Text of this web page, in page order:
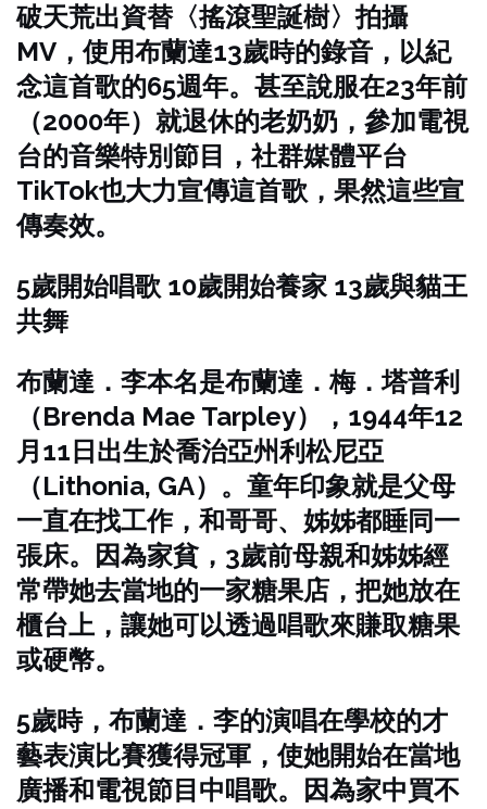
破天荒出資替〈搖滾聖誕樹〉拍攝
MV，使用布蘭達13歲時的錄音，以紀
念這首歌的65週年。甚至說服在23年前
（2000年）就退休的老奶奶，參加電視
台的音樂特別節目，社群媒體平台
TikTok也大力宣傳這首歌，果然這些宣
傳奏效。
5歲開始唱歌 10歲開始養家 13歲與貓王
共舞
布蘭達．李本名是布蘭達．梅．塔普利
（Brenda Mae Tarpley），1944年12
月11日出生於喬治亞州利松尼亞
（Lithonia, GA）。童年印象就是父母
一直在找工作，和哥哥、姊姊都睡同一
張床。因為家貧，3歲前母親和姊姊經
常帶她去當地的一家糖果店，把她放在
櫃台上，讓她可以透過唱歌來賺取糖果
或硬幣。
5歲時，布蘭達．李的演唱在學校的才
藝表演比賽獲得冠軍，使她開始在當地
廣播和電視節目中唱歌。因為家中買不